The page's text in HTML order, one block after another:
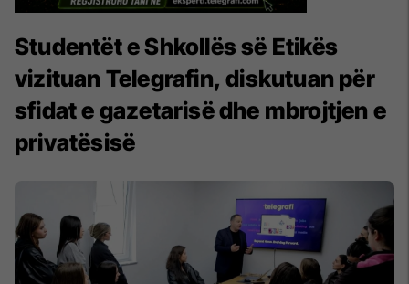
Studentët e Shkollës së Etikës
vizituan Telegrafin, diskutuan për
sfidat e gazetarisë dhe mbrojtjen e
privatësisë